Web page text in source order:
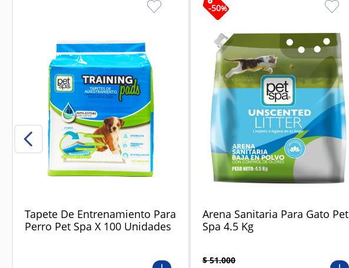
Tapete De Entrenamiento Para
Perro Pet Spa X 100 Unidades
-50%
Arena Sanitaria Para Gato Pet
Spa 4.5 Kg
$ 51.000